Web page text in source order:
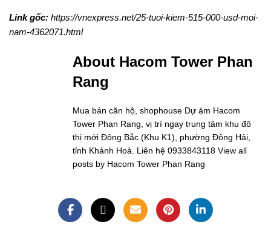
Link gốc: https://vnexpress.net/25-tuoi-kiem-515-000-usd-moi-
nam-4362071.html
About Hacom Tower Phan
Rang
Mua bán căn hộ, shophouse Dự ám Hacom
Tower Phan Rang, vị trí ngay trung tâm khu đô
thị mới Đông Bắc (Khu K1), phường Đông Hải,
tỉnh Khánh Hoà. Liên hệ 0933843118 View all
posts by Hacom Tower Phan Rang